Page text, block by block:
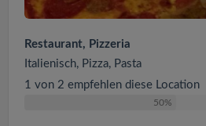
Restaurant, Pizzeria
Italienisch, Pizza, Pasta
1 von 2 empfehlen diese Location
50%